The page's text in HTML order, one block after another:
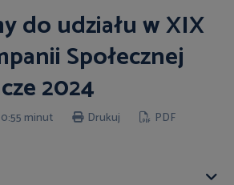
do udziału w XIX
Społecznej
2024
0:55 minut Drukuj PDF